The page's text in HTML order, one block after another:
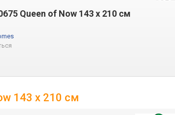
Queen of Now 143 x 210 см
143 x 210 см